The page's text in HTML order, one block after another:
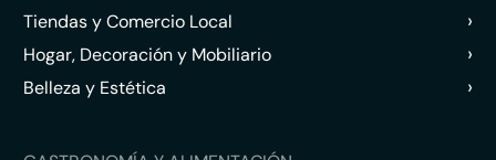
Tiendas y Comercio Local
›
Hogar, Decoración y Mobiliario ›
Belleza y Estética ›